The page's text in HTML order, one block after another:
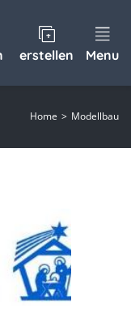
erstellen Menu
Home Modellbau